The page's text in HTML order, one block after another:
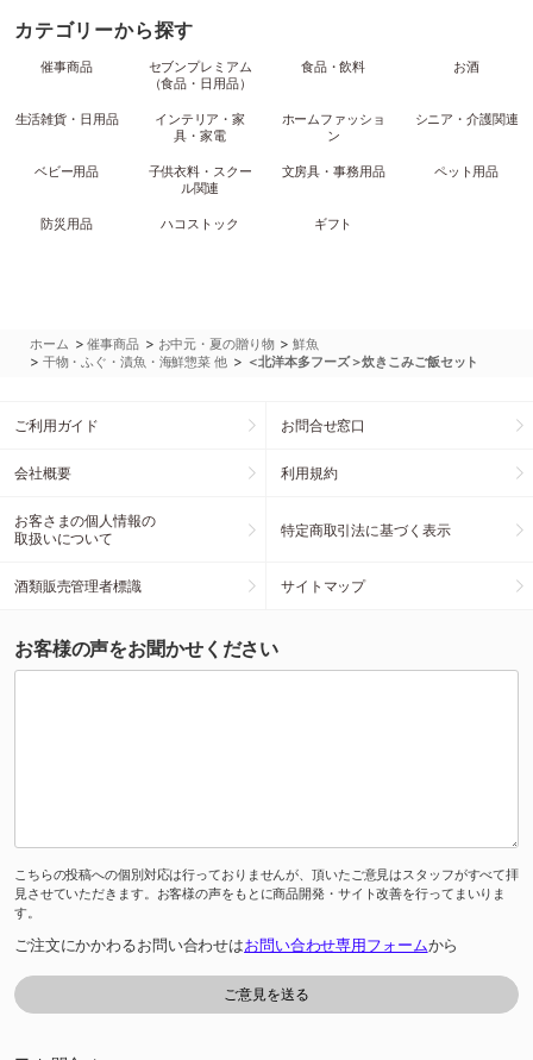
カテゴリーから探す
催事商品
セブンプレミアム
（食品・日用品）
食品・飲料 お酒
生活雑貨・日用品
インテリア・家
具・家電
ホームファッショ
ン
シニア・介護関連
ベビー用品
子供衣料・スクー
ル関連
文房具・事務用品 ペット用品
防災用品 ハコストック ギフト
ホーム >催事商品 > お中元・夏の贈り物 >鮮魚
> 干物・ふぐ・漬魚・海鮮惣菜 他 > ＜北洋本多フーズ＞炊きこみご飯セット
ご利用ガイド お問合せ窓口
会社概要 利用規約
お客さまの個人情報の
取扱いについて
特定商取引法に基づく表示
酒類販売管理者標識 サイトマップ
お客様の声をお聞かせください
こちらの投稿への個別対応は行っておりませんが、頂いたご意見はスタッフがすべて拝
見させていただきます。お客様の声をもとに商品開発・サイト改善を行ってまいりま
す。
ご注文にかかわるお問い合わせはお問い合わせ専用フォームから